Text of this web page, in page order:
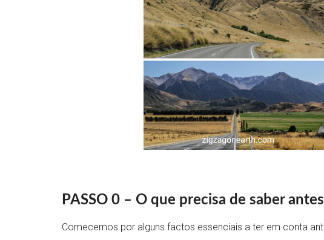
PASSO 0 – O que precisa de saber
Comecemos por alguns factos essenciais a ter em conta